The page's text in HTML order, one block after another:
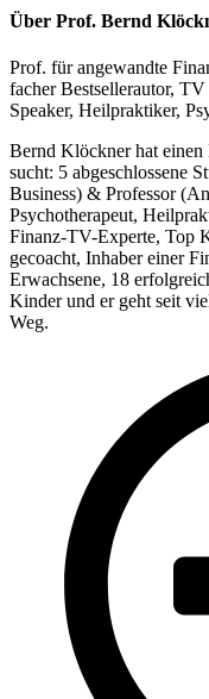
Über Prof. Bernd
Prof. für angewandte
facher Bestsellerautor,
Speaker, Heilpraktiker,
Bernd Klöckner hat einen
sucht: 5 abgeschlossene
Business) & Professor
Psychotherapeut,
Finanz-TV-Experte, Top
gecoacht, Inhaber einer
Erwachsene, 18
Kinder und er geht seit
Weg.